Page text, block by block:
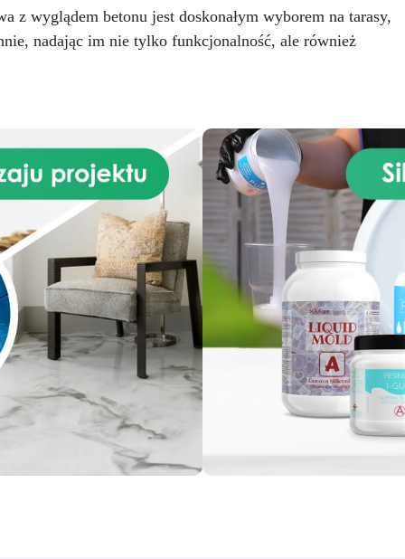
użyciem i dokładne jej
po każdym użyciu,
przedłużyć jej żywotność
.
nasmarowanie formy
użyciem i dokładne jej
oczyszczenie po każdym
z wyglądem betonu jest doskonałym wyborem na tarasy,
nadając im nie tylko funkcjonalność, ale również